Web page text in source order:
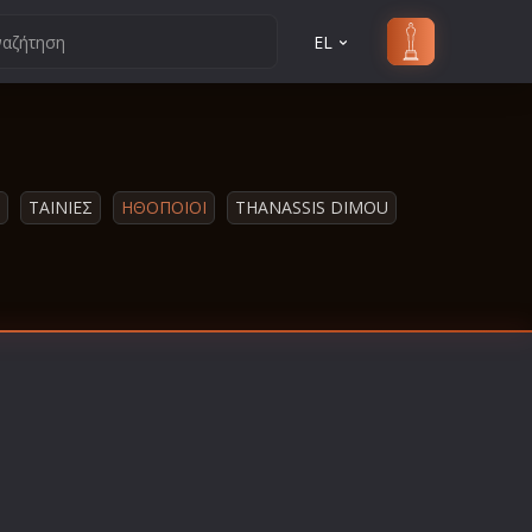
EL
ΤΑΙΝΙΕΣ ΗΘΟΠΟΙΟΙ THANASSIS DIMOU